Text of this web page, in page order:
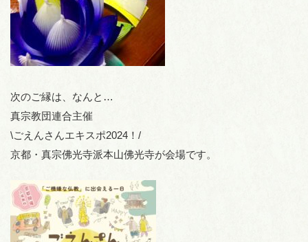
次のご縁は、なんと…
真宗教団連合主催
\ごえんさんエキスポ2024！/
京都・真宗佛光寺派本山佛光寺が会場です。